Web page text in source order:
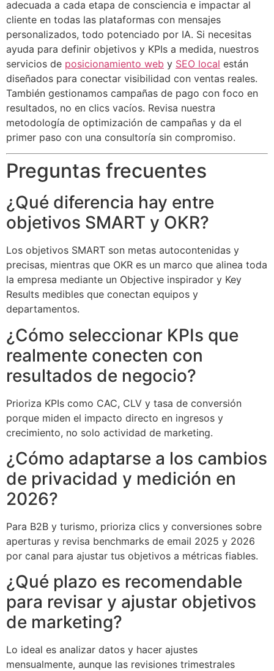
adecuada a cada etapa de consciencia e impactar al
cliente en todas las plataformas con mensajes
personalizados, todo potenciado por IA. Si necesitas
ayuda para definir objetivos y KPIs a medida, nuestros
servicios de posicionamiento web y SEO local están
diseñados para conectar visibilidad con ventas reales.
También gestionamos campañas de pago con foco en
resultados, no en clics vacíos. Revisa nuestra
metodología de optimización de campañas y da el
primer paso con una consultoría sin compromiso.
Preguntas frecuentes
¿Qué diferencia hay entre
objetivos SMART y OKR?
Los objetivos SMART son metas autocontenidas y
precisas, mientras que OKR es un marco que alinea toda
la empresa mediante un Objective inspirador y Key
Results medibles que conectan equipos y
departamentos.
¿Cómo seleccionar KPIs que
realmente conecten con
resultados de negocio?
Prioriza KPIs como CAC, CLV y tasa de conversión
porque miden el impacto directo en ingresos y
crecimiento, no solo actividad de marketing.
¿Cómo adaptarse a los cambios
de privacidad y medición en
2026?
Para B2B y turismo, prioriza clics y conversiones sobre
aperturas y revisa benchmarks de email 2025 y 2026
por canal para ajustar tus objetivos a métricas fiables.
¿Qué plazo es recomendable
para revisar y ajustar objetivos
de marketing?
Lo ideal es analizar datos y hacer ajustes
mensualmente, aunque las revisiones trimestrales